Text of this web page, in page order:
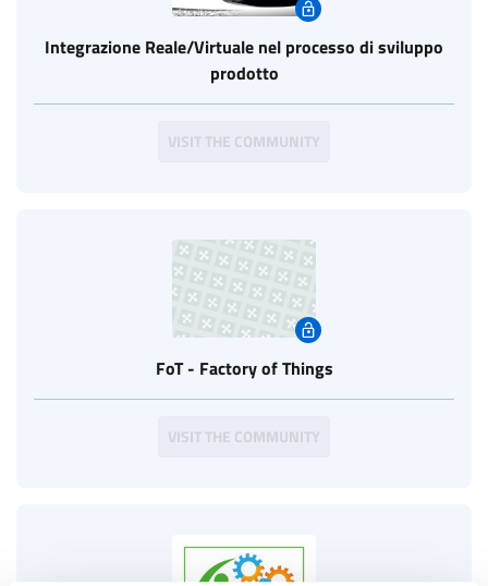
Integrazione Reale/Virtuale nel processo di sviluppo
prodotto
VISIT THE COMMUNITY
FoT - Factory of Things
VISIT THE COMMUNITY